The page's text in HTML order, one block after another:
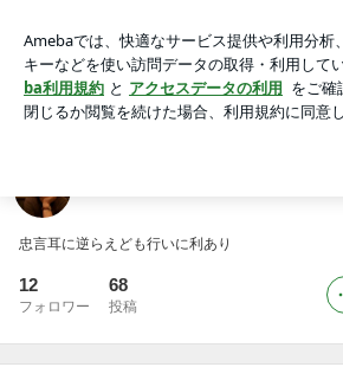
アプリをダウンロードして ブログの更新通知
ょう。
忠言耳に逆らえども行いに利あり
12
フォロワー
68
投稿